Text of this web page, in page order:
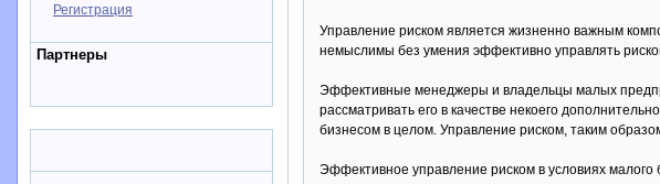
Регистрация
Партнеры
Управление риском является жизненно важным
немыслимы без умения эффективно управлять
Эффективные менеджеры и владельцы малых
рассматривать его в качестве некоего
бизнесом в целом. Управление риском, таким
Эффективное управление риском в условиях